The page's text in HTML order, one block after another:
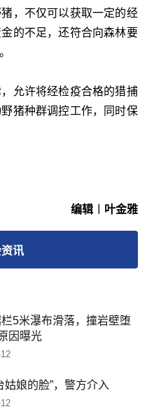
，不仅可以获取一定的经
的不足，还符合向森林要
允许将经检疫合格的猎捕
猪种群调控工作，同时保
编辑︱叶金雅
资讯
5米瀑布滑落，撞岩壁堕
因曝光
姑娘的脸”，警方介入